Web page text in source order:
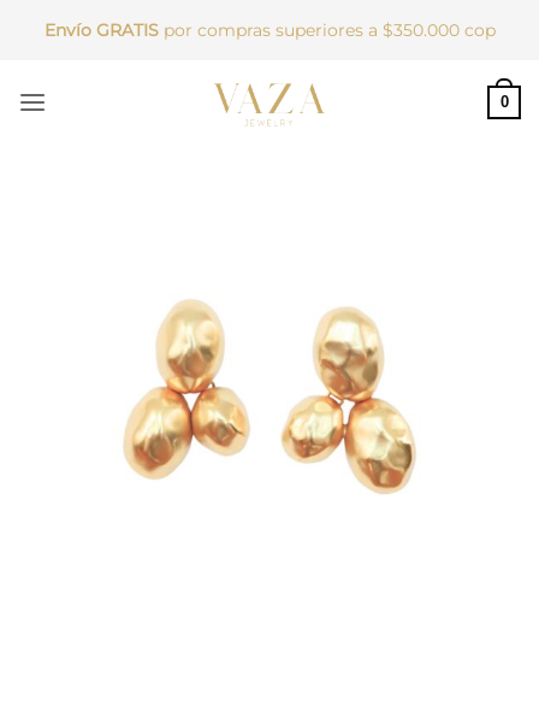
Envío GRATIS por compras superiores a $350.000 cop
0